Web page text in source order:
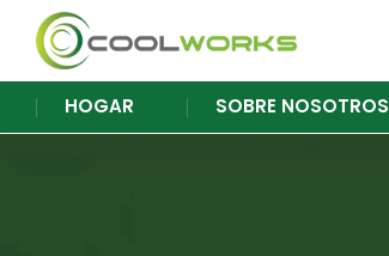
HOGAR SOBRE NOSOTROS